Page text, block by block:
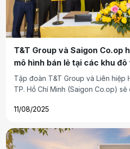
T&T Group và Saigon Co.op
mô hình bán lẻ tại các khu
Tập đoàn T&T Group và Liên hiệp
TP. Hồ Chí Minh (Saigon Co.op)
mang thương hiệu T&T Group trên
người tiêu dùng
11/08/2025